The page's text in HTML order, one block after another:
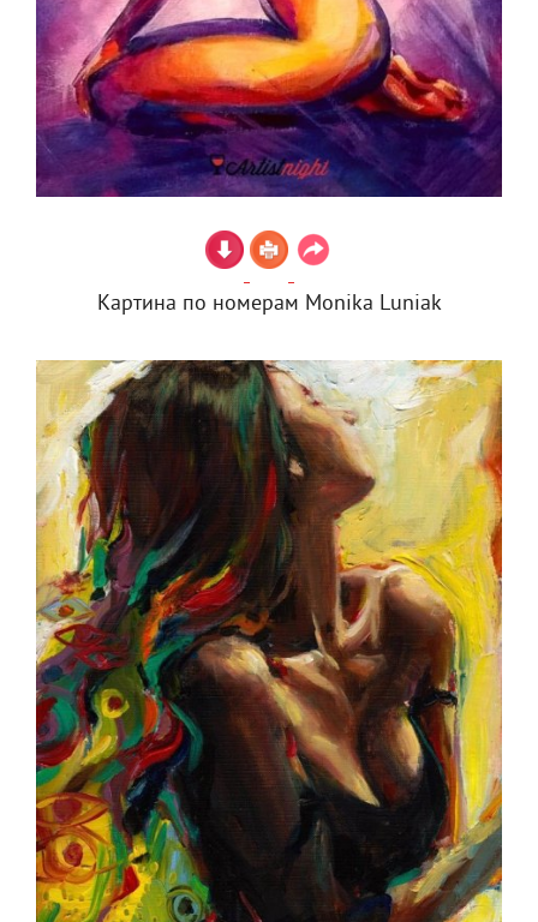
Картина по номерам Monika Luniak